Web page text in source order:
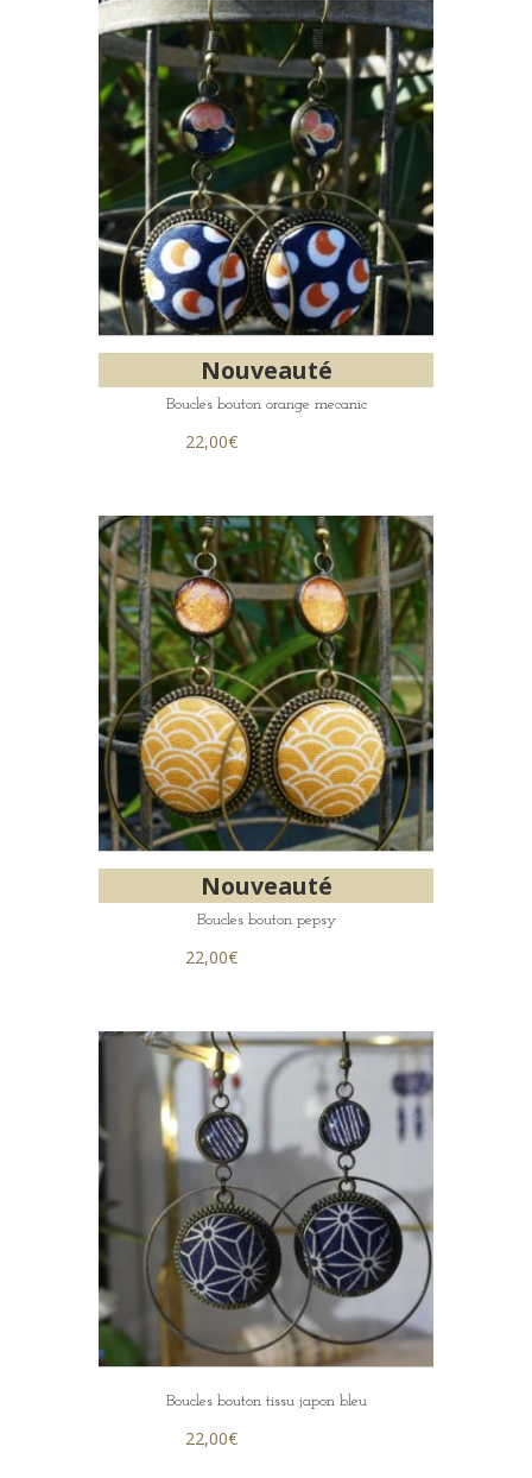
Nouveauté
Boucles bouton orange mecanic
22,00€
Nouveauté
Boucles bouton pepsy
22,00€
Boucles bouton tissu japon bleu
22,00€